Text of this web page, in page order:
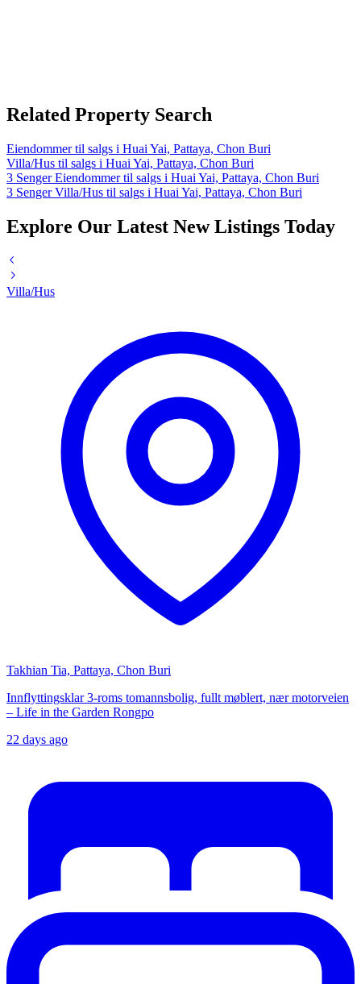
Related Property Search
Eiendommer til salgs i Huai Yai, Pattaya, Chon Buri
Villa/Hus til salgs i Huai Yai, Pattaya, Chon Buri
3 Senger Eiendommer til salgs i Huai Yai, Pattaya, Chon Buri
3 Senger Villa/Hus til salgs i Huai Yai, Pattaya, Chon Buri
Explore Our Latest New Listings Today
Villa/Hus
Takhian Tia, Pattaya, Chon Buri
Innflyttingsklar 3-roms tomannsbolig, fullt møblert, nær motorveien
– Life in the Garden Rongpo
22 days ago